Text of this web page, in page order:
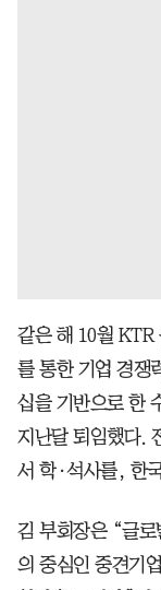
같은 해 10월 KTR
를 통한 기업 경쟁
십을 기반으로 한
지난달 퇴임했다.
서 학·석사를, 한
김 부회장은 “글
의 중심인 중견기